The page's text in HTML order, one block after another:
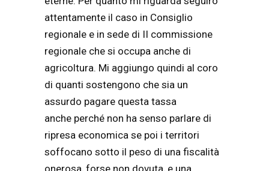
attentamente il caso in Consiglio
regionale e in sede di II commissione
regionale che si occupa anche di
agricoltura. Mi aggiungo quindi al coro
di quanti sostengono che sia un
assurdo pagare questa tassa
anche perché non ha senso parlare di
ripresa economica se poi i territori
soffocano sotto il peso di una fiscalità